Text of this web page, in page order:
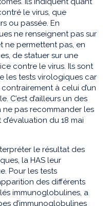
le virus, que
ou passée. En
ne renseignent pas sur
ne permettent pas, en
de statuer sur une
contre le virus. Ils sont
les tests virologiques car
à celui d’un
C’est d’ailleurs un des
ne pas recommander les
du 18 mai
le résultat des
la HAS leur
Pour les tests
des différents
immunoglobulines, a
d’immunoglobulines